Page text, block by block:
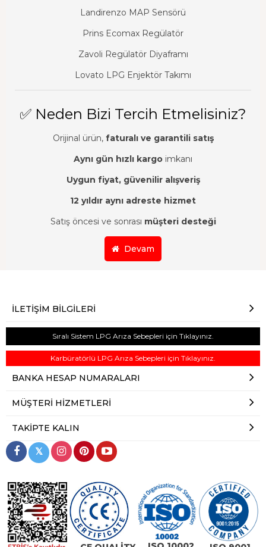
Landirenzo MAP Sensörü
Prins Ecomax Regülatör
Zavoli Regülatör Diyaframı
Lovato LPG Enjektör Takımı
✅ Neden Bizi Tercih Etmelisiniz?
Orijinal ürün, faturalı ve garantili satış
Aynı gün hızlı kargo imkanı
Uygun fiyat, güvenilir alışveriş
12 yıldır aynı adreste hizmet
Satış öncesi ve sonrası müşteri desteği
Devam
İLETIŞIM BILGILERI
Sıralı Sistem LPG Arıza Sebepleri için Tıklayınız.
Karbüratörlü LPG Arıza Sebepleri için Tıklayınız.
BANKA HESAP NUMARALARI
MÜŞTERI HIZMETLERI
TAKIPTE KALIN
𝕏